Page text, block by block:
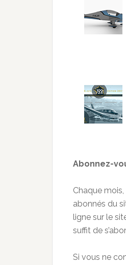
Abonnez-
Chaque
abonnés du
ligne sur le
suffit de
Si vous ne